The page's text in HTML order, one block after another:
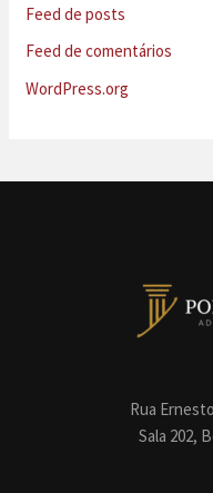
Feed de posts
Feed de comentários
WordPress.org
Rua
Sala 202,